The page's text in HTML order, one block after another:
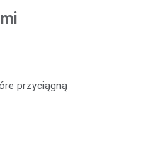
przyciągną